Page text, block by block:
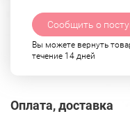
Сообщить о
Вы можете вернуть
течение 14 дней
Оплата, доставка